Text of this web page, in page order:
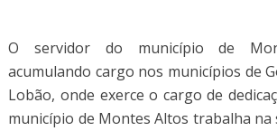
O servidor do município de
acumulando cargo nos municípios de
Lobão, onde exerce o cargo de
município de Montes Altos trabalha na